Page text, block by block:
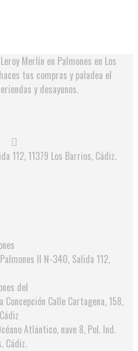
Merlín en Palmones en Los
tus compras y paladea el
y desayunos.
112, 11379 Los Barrios, Cádiz.
Palmones II N-340, Salida 112,
del
Concepción Calle Cartagena, 158,
Atlántico, nave 8, Pol. Ind.
Cádiz.